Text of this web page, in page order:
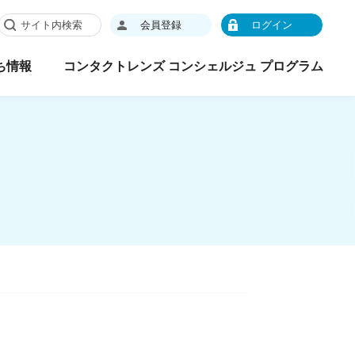
会員登録 ログイン
情報 コンタクトレンズ コンシェルジュ プログラム